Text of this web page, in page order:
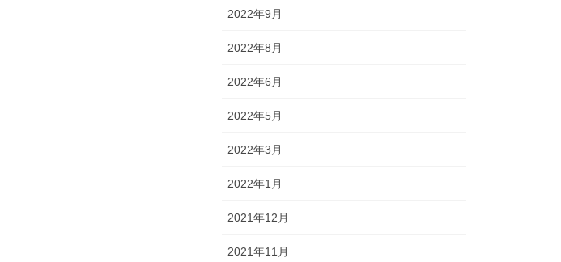
2022年9月
2022年8月
2022年6月
2022年5月
2022年3月
2022年1月
2021年12月
2021年11月